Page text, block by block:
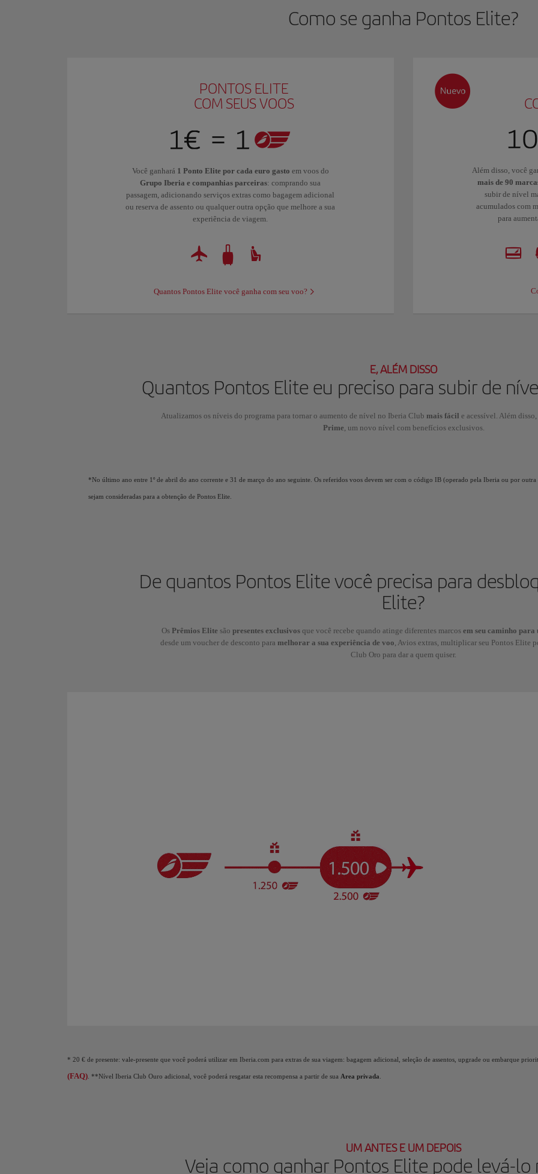
Como se ganha Pontos Elite?
PONTOS ELITE
COM SEUS VOOS
Você ganhará 1 Ponto Elite por cada euro gasto em voos do
Grupo Iberia e companhias parceiras: comprando sua
passagem, adicionando serviços extras como bagagem adicional
ou reserva de assento ou qualquer outra opção que melhore a sua
experiência de viagem.
Quantos Pontos Elite você ganha com seu voo?
Além disso, você
mais de 90
subir de nível
acumulados com
para
E, ALÉM DISSO
Quantos Pontos Elite eu preciso para subir de
Atualizamos os níveis do programa para tornar o aumento de nível no Iberia Club mais fácil e acessível. Além disso,
Prime, um novo nível com benefícios exclusivos.
*No último ano entre 1º de abril do ano corrente e 31 de março do ano seguinte. Os referidos voos devem ser com o código IB (operado pela Iberia ou por
sejam consideradas para a obtenção de Pontos Elite.
De quantos Pontos Elite você precisa para
Elite?
Os Prêmios Elite são presentes exclusivos que você recebe quando atinge diferentes marcos em seu caminho para
desde um voucher de desconto para melhorar a sua experiência de voo, Avios extras, multiplicar seu Pontos Elite
Club Oro para dar a quem quiser.
* 20 € de presente: vale-presente que você poderá utilizar em Iberia.com para extras de sua viagem: bagagem adicional, seleção de assentos, upgrade ou embarque
(FAQ) . **Nível Iberia Club Ouro adicional, você poderá resgatar esta recompensa a partir de sua Area privada
UM ANTES E UM DEPOIS
Veja como ganhar Pontos Elite pode levá-lo